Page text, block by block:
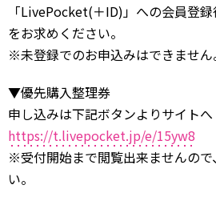
「LivePocket(＋ID)」への会員登
をお求めください。
※未登録でのお申込みはできません
▼優先購入整理券
申し込みは下記ボタンよりサイトへ
https://t.livepocket.jp/e/15yw8
※受付開始まで閲覧出来ませんので
い。